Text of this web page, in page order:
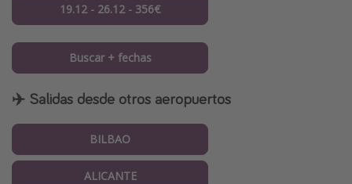
19.12 - 26.12 - 356€
Buscar + fechas
✈️ Salidas desde otros aeropuertos
BILBAO
ALICANTE